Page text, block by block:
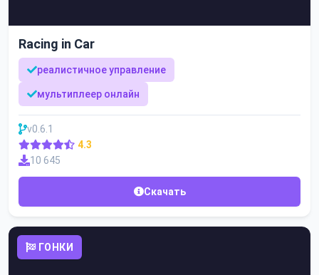
Racing in Car
реалистичное управление
мультиплеер онлайн
v0.6.1
4.3
10 645
Скачать
ГОНКИ